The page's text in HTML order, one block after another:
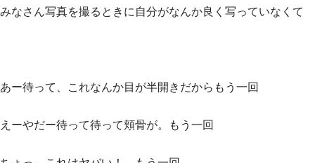
みなさん写真を撮るときに自分がなんか良く写っていなくて
あー待って、これなんか目が半開きだからもう一回
えーやだー待って待って頬骨が。もう一回